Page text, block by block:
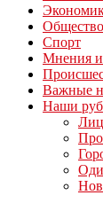
Общество
Спорт
Мнения
Важные
Наши